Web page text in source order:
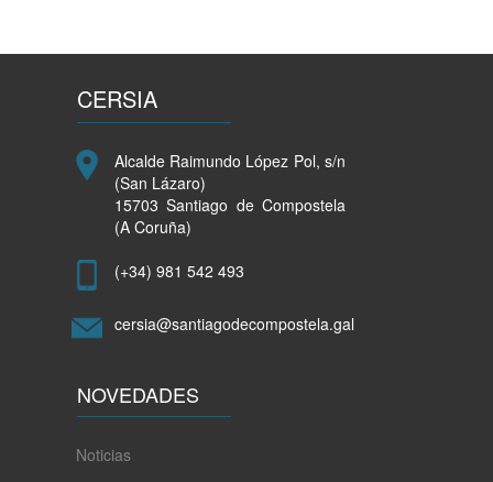
CERSIA
Alcalde Raimundo López Pol, s/n
(San Lázaro)
15703 Santiago de Compostela
(A Coruña)
(+34) 981 542 493
cersia@santiagodecompostela.gal
NOVEDADES
Noticias